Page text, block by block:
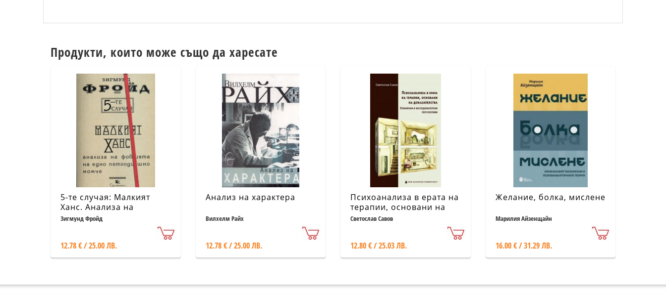
Продукти, които може също да харесате
5-те случая: Малкият
Ханс. Анализа на
фобията на едно
Зигмунд Фройд
12.78 € / 25.00 ЛВ.
Анализ на характера
Вилхелм Райх
12.78 € / 25.00 ЛВ.
Психоанализа в ерата на
терапии, основани на
доказателства
Светослав Савов
12.80 € / 25.03 ЛВ.
Желание, болка, мислене
Марилия Айзенщайн
16.00 € / 31.29 ЛВ.